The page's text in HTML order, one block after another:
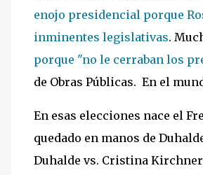
enojo presidencial porque
inminentes legislativas.
porque "no le cerraban los
de Obras Públicas. En el
En esas elecciones nace el
quedado en manos de
Duhalde vs. Cristina